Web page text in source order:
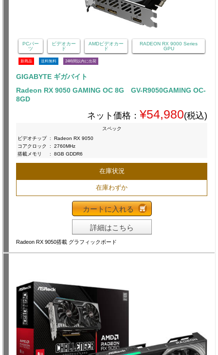
PCパー
ツ
ビデオカー
ド
AMDビデオカー
ド
RADEON RX 9000 Series
GPU
新商品 送料無料 24時間以内に出荷
GIGABYTE ギガバイト
Radeon RX 9050 GAMING OC 8G GV-R9050GAMING OC-
8GD
ネット価格： ¥54,980(税込)
スペック
ビデオチップ :
Radeon RX 9050
コアクロック
:
2760MHz
搭載メモリ
: 8GB GDDR6
在庫状況
在庫わずか
カートに入れる
詳細はこちら
Radeon RX 9050搭載 グラフィックボード